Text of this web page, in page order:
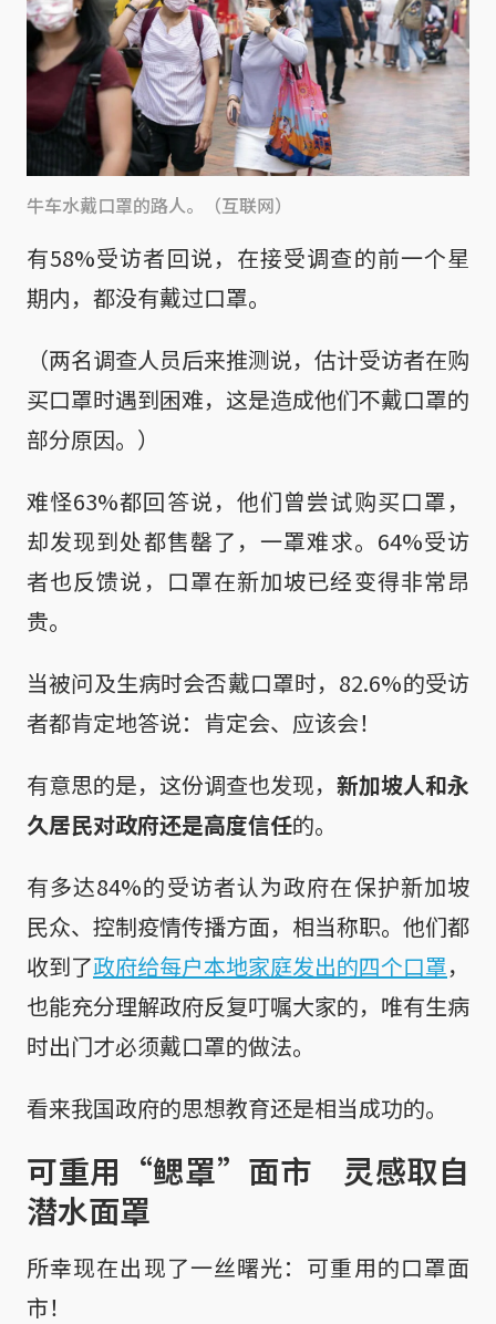
牛车水戴口罩的路人。（互联网）
有58%受访者回说，在接受调查的前一个星
期内，都没有戴过口罩。
（两名调查人员后来推测说，估计受访者在购
买口罩时遇到困难，这是造成他们不戴口罩的
部分原因。）
难怪63%都回答说，他们曾尝试购买口罩，
却发现到处都售罄了，一罩难求。64%受访
者也反馈说，口罩在新加坡已经变得非常昂
贵。
当被问及生病时会否戴口罩时，82.6%的受访
者都肯定地答说：肯定会、应该会！
有意思的是，这份调查也发现， 新加坡人和永
久居民对政府还是高度信任的。
有多达84%的受访者认为政府在保护新加坡
民众、控制疫情传播方面，相当称职。他们都
收到了政府给每户本地家庭发出的四个口罩，
也能充分理解政府反复叮嘱大家的，唯有生病
时出门才必须戴口罩的做法。
看来我国政府的思想教育还是相当成功的。
可重用“鳃罩”面市 灵感取自
潜水面罩
所幸现在出现了一丝曙光：可重用的口罩面
市！